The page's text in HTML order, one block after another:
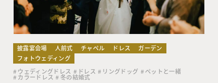
披露宴会場 人前式 チャペル ドレス
ガーデン
フォトウェディング
ウェディングドレス
ドレス リングドッグ ペットと一緒
カラードレス 冬の結婚式